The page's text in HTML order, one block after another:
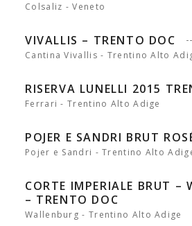
Colsaliz - Veneto
VIVALLIS – TRENTO DOC
Cantina Vivallis - Trentino Alto
RISERVA LUNELLI 2015
Ferrari - Trentino Alto Adige
POJER E SANDRI BRUT
Pojer e Sandri - Trentino Alto
CORTE IMPERIALE BRUT –
– TRENTO DOC
Wallenburg - Trentino Alto Adige